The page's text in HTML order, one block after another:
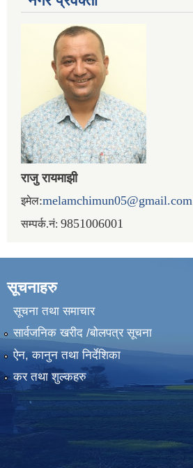
राजु रायमाझी
इमेल:melamchimun05@gmail.com
सम्पर्क.नं: 9851006001
सूचनाहरु
सूचना तथा समाचार
सार्वजनिक खरीद /बोलपत्र सूचना
ऐन, कानुन तथा निर्देशिका
कर तथा शुल्कहरु